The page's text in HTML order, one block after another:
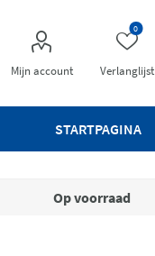
Mijn account Verlanglijst
0
STARTPAGINA
Op voorraad